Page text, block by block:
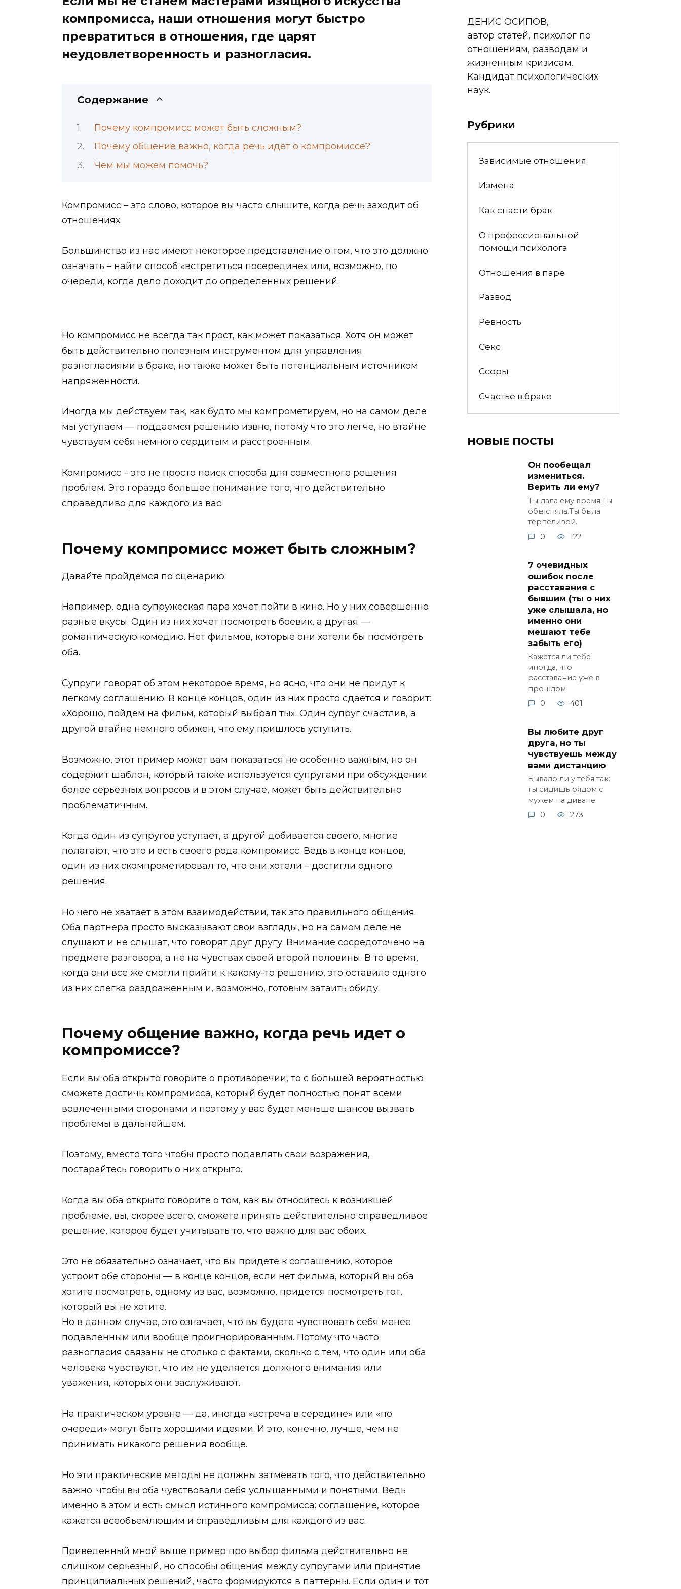
компромисса, наши отношения могут быстро
превратиться в отношения, где царят
неудовлетворенность и разногласия.
Содержание
Почему компромисс может быть сложным?
Почему общение важно, когда речь идет о компромиссе?
Чем мы можем помочь?
Компромисс – это слово, которое вы часто слышите, когда речь заходит об
отношениях.
Большинство из нас имеют некоторое представление о том, что это должно
означать – найти способ «встретиться посередине» или, возможно, по
очереди, когда дело доходит до определенных решений.
Но компромисс не всегда так прост, как может показаться. Хотя он может
быть действительно полезным инструментом для управления
разногласиями в браке, но также может быть потенциальным источником
напряженности.
Иногда мы действуем так, как будто мы компрометируем, но на самом деле
мы уступаем — поддаемся решению извне, потому что это легче, но втайне
чувствуем себя немного сердитым и расстроенным.
Компромисс – это не просто поиск способа для совместного решения
проблем. Это гораздо большее понимание того, что действительно
справедливо для каждого из вас.
Почему компромисс может быть сложным?
Давайте пройдемся по сценарию:
Например, одна супружеская пара хочет пойти в кино. Но у них совершенно
разные вкусы. Один из них хочет посмотреть боевик, а другая —
романтическую комедию. Нет фильмов, которые они хотели бы посмотреть
оба.
Супруги говорят об этом некоторое время, но ясно, что они не придут к
легкому соглашению. В конце концов, один из них просто сдается и говорит:
«Хорошо, пойдем на фильм, который выбрал ты». Один супруг счастлив, а
другой втайне немного обижен, что ему пришлось уступить.
Возможно, этот пример может вам показаться не особенно важным, но он
содержит шаблон, который также используется супругами при обсуждении
более серьезных вопросов и в этом случае, может быть действительно
проблематичным.
Когда один из супругов уступает, а другой добивается своего, многие
полагают, что это и есть своего рода компромисс. Ведь в конце концов,
один из них скомпрометировал то, что они хотели – достигли одного
решения.
Но чего не хватает в этом взаимодействии, так это правильного общения.
Оба партнера просто высказывают свои взгляды, но на самом деле не
слушают и не слышат, что говорят друг другу. Внимание сосредоточено на
предмете разговора, а не на чувствах своей второй половины. В то время,
когда они все же смогли прийти к какому-то решению, это оставило одного
из них слегка раздраженным и, возможно, готовым затаить обиду.
Почему общение важно, когда речь идет о
компромиссе?
Если вы оба открыто говорите о противоречии, то с большей вероятностью
сможете достичь компромисса, который будет полностью понят всеми
вовлеченными сторонами и поэтому у вас будет меньше шансов вызвать
проблемы в дальнейшем.
Поэтому, вместо того чтобы просто подавлять свои возражения,
постарайтесь говорить о них открыто.
Когда вы оба открыто говорите о том, как вы относитесь к возникшей
проблеме, вы, скорее всего, сможете принять действительно справедливое
решение, которое будет учитывать то, что важно для вас обоих.
Это не обязательно означает, что вы придете к соглашению, которое
устроит обе стороны — в конце концов, если нет фильма, который вы оба
хотите посмотреть, одному из вас, возможно, придется посмотреть тот,
который вы не хотите.
Но в данном случае, это означает, что вы будете чувствовать себя менее
подавленным или вообще проигнорированным. Потому что часто
разногласия связаны не столько с фактами, сколько с тем, что один или оба
человека чувствуют, что им не уделяется должного внимания или
уважения, которых они заслуживают.
На практическом уровне — да, иногда «встреча в середине» или «по
очереди» могут быть хорошими идеями. И это, конечно, лучше, чем не
принимать никакого решения вообще.
Но эти практические методы не должны затмевать того, что действительно
важно: чтобы вы оба чувствовали себя услышанными и понятыми. Ведь
именно в этом и есть смысл истинного компромисса: соглашение, которое
кажется всеобъемлющим и справедливым для каждого из вас.
Приведенный мной выше пример про выбор фильма действительно не
слишком серьезный, но способы общения между супругами или принятие
принципиальных решений, часто формируются в паттерны. Если один и тот
ДЕНИС ОСИПОВ,
автор статей, психолог по
отношениям, разводам и
жизненным кризисам.
Кандидат психологических
наук.
Рубрики
Зависимые отношения
Измена
Как спасти брак
О профессиональной
помощи психолога
Отношения в паре
Развод
Ревность
Секс
Ссоры
Счастье в браке
НОВЫЕ ПОСТЫ
Он пообещал
измениться.
Верить ли ему?
Ты дала ему время.Ты
объясняла.Ты была
терпеливой.
0
122
7 очевидных
ошибок после
расставания с
бывшим (ты о них
уже слышала, но
именно они
мешают тебе
забыть его)
Кажется ли тебе
иногда, что
расставание уже в
прошлом
0
401
Вы любите друг
друга, но ты
чувствуешь между
вами дистанцию
Бывало ли у тебя так:
ты сидишь рядом с
мужем на диване
0
273